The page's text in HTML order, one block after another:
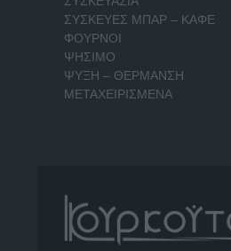
ΣΥΣΚΕΥΕΣ ΜΠΑΡ – ΚΑΦΕ
ΦΟΥΡΝΟΙ
ΨΗΣΙΜΟ
ΨΥΞΗ – ΘΕΡΜΑΝΣΗ
ΜΕΤΑΧΕΙΡΙΣΜΕΝΑ